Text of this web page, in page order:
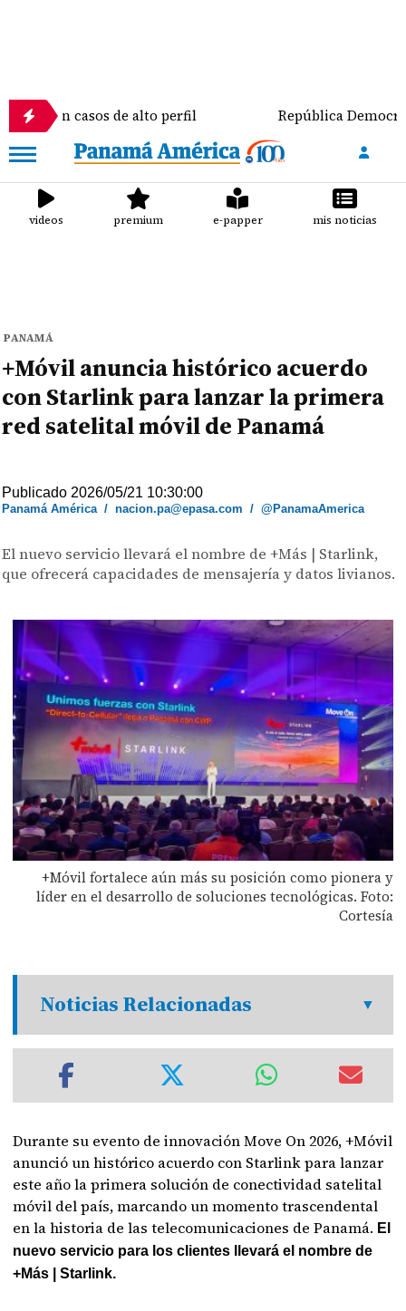
casos de alto perfil República Democrática
videos premium e-papper mis noticias
PANAMÁ
+Móvil anuncia histórico acuerdo
con Starlink para lanzar la primera
red satelital móvil de Panamá
Publicado 2026/05/21 10:30:00
Panamá América/nacion.pa@epasa.com /@PanamaAmerica
El nuevo servicio llevará el nombre de +Más | Starlink,
que ofrecerá capacidades de mensajería y datos livianos.
+Móvil fortalece aún más su posición como pionera y
líder en el desarrollo de soluciones tecnológicas. Foto:
Cortesía
Noticias Relacionadas
Durante su evento de innovación Move On 2026, +Móvil
anunció un histórico acuerdo con Starlink para lanzar
este año la primera solución de conectividad satelital
móvil del país, marcando un momento trascendental
en la historia de las telecomunicaciones de Panamá. El
nuevo servicio para los clientes llevará el nombre de
+Más | Starlink.